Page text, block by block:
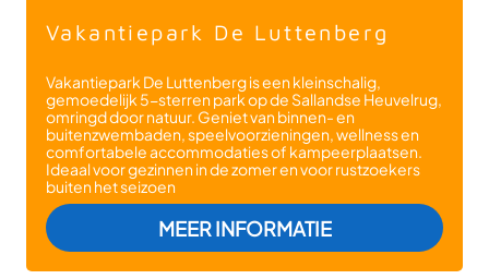
Vakantiepark De Luttenberg
Vakantiepark De Luttenberg is een kleinschalig,
gemoedelijk 5-sterren park op de Sallandse Heuvelrug,
omringd door natuur. Geniet van binnen- en
buitenzwembaden, speelvoorzieningen, wellness en
comfortabele accommodaties of kampeerplaatsen.
Ideaal voor gezinnen in de zomer en voor rustzoekers
buiten het seizoen
MEER INFORMATIE: